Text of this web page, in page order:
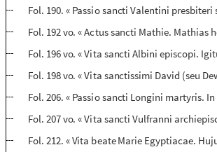
Fol. 190. « Passio sancti Valentini
Fol. 192 vo. « Actus sancti Mathie.
Fol. 196 vo. « Vita sancti Albini episcopi.
Fol. 198 vo. « Vita sanctissimi David (seu
Fol. 206. « Passio sancti Longini martyris.
Fol. 207 vo. « Vita sancti Vulfranni
Fol. 212. « Vita beate Marie Egyptiacae.